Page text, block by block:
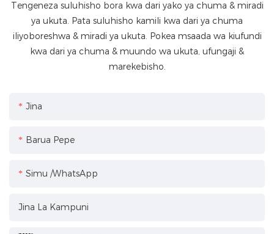
Tengeneza suluhisho bora kwa dari yako ya chuma & miradi
ya ukuta. Pata suluhisho kamili kwa dari ya chuma
iliyoboreshwa & miradi ya ukuta. Pokea msaada wa kiufundi
kwa dari ya chuma & muundo wa ukuta, ufungaji &
marekebisho.
Jina
Barua Pepe
Simu /WhatsApp
Jina La Kampuni